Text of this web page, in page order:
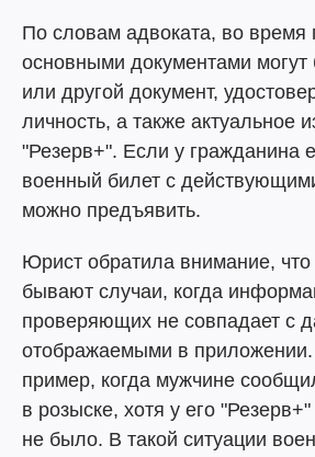
По словам адвоката, во время
основными документами могут
или другой документ,
личность, а также актуальное
"Резерв+". Если у гражданина
военный билет с
можно предъявить.
Юрист обратила внимание, что
бывают случаи, когда
проверяющих не совпадает с
отображаемыми в
пример, когда мужчине
в розыске, хотя у его "Резерв+"
не было. В такой ситуации